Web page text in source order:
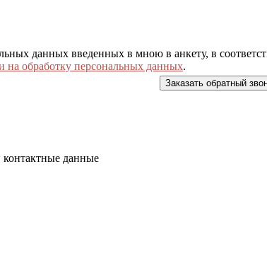
данных введенных в мною в анкету, в
на обработку персональных данных.
данные